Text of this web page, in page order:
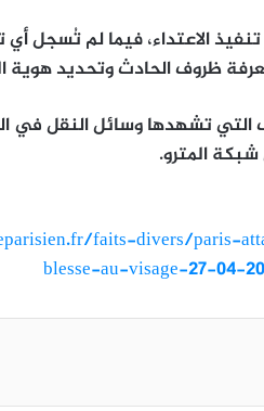
الاعتداء، فيما لم تُسجل
ظروف الحادث وتحديد هوية
تشهدها وسائل النقل في
المترو.
faits-divers/paris-
blesse-au-visage-27-04-